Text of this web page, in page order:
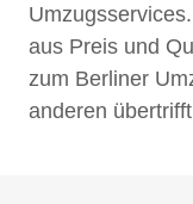
aus Preis und
zum Berliner
anderen